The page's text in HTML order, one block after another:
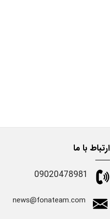
ارتباط با ما
09020478981
news@fonateam.com